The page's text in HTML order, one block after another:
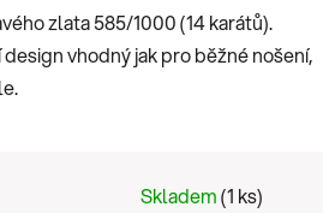
zlata 585/1000 (14 karátů).
vhodný jak pro běžné nošení,
Skladem(1 ks)